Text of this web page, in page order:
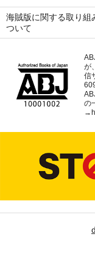
海賊版に関する取り組
ついて
が
信
の
→